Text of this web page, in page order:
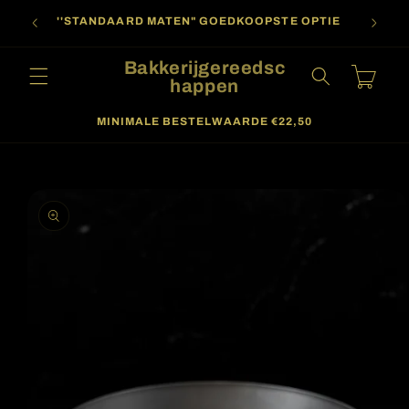
naar de
''STANDAARD MATEN" GOEDKOOPSTE OPTIE
Bakkerijgereedsc
happen
Winkelwagen
MINIMALE BESTELWAARDE €22,50